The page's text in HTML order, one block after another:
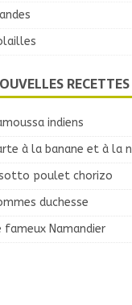
RECETTES
indiens
à la banane et à la
poulet chorizo
duchesse
fameux Namandier